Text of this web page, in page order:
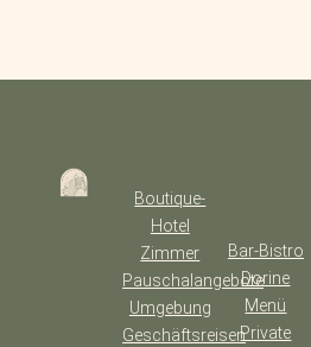
Boutique-
Hotel
Zimmer
Pauschalangebote
Umgebung
Geschäftsreisen
Bar-Bistro
Dorine
Menü
Private